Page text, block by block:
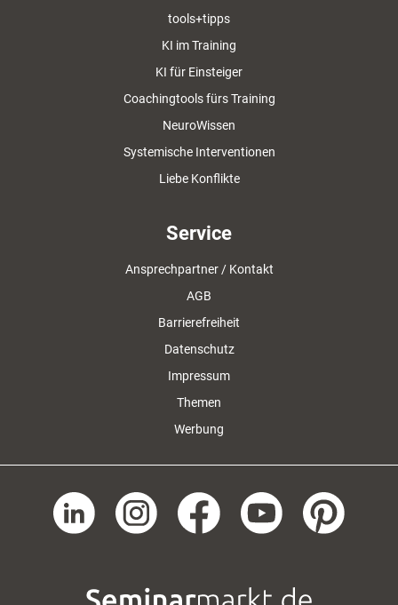
tools+tipps
KI im Training
KI für Einsteiger
Coachingtools fürs Training
NeuroWissen
Systemische Interventionen
Liebe Konflikte
Service
Ansprechpartner / Kontakt
AGB
Barrierefreiheit
Datenschutz
Impressum
Themen
Werbung